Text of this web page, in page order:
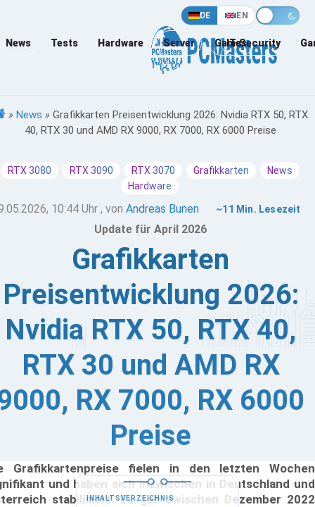
DE EN
News Tests Hardware Server Games
IT-Security
» News » Grafikkarten Preisentwicklung 2026: Nvidia RTX 50, RTX
40, RTX 30 und AMD RX 9000, RX 7000, RX 6000 Preise
RTX 3080 RTX 3090 RTX 3070 Grafikkarten
News
Hardware
10:44 Uhr , vonAndreas Bunen ~11 Min. Lesezeit
Update für April 2026
Grafikkarten
Preisentwicklung 2026:
Nvidia RTX 50, RTX 40,
RTX 30 und AMD RX
RX 7000, RX 6000
Preise
Grafikkartenpreise fielen in den letzten Wochen
und haben sich inzwischen in Deutschland und
stabilisiert. Es gab zwischen Dezember 2022
INHALTSVERZEICHNIS